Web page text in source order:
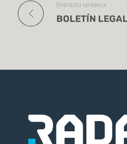
Entrada anterior
BOLETÍN